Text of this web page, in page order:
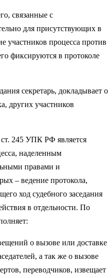
связанные с
для присутствующих в
участников процесса против
фиксируются в протоколе
секретарь, докладывает о
других участников
ст. 245 УПК РФ является
наделенным
правами и
– ведение протокола,
ход судебного заседания
в отдельности. По
о вызове или доставке
а так же о вызове
переводчиков, извещает